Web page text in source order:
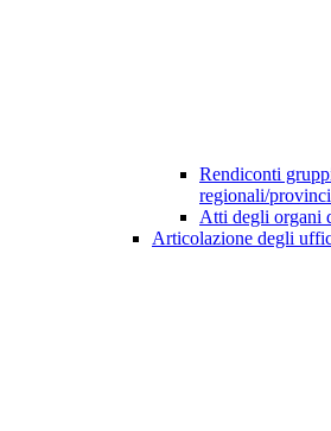
Rendiconti
regionali/
Atti degli organi
Articolazione degli